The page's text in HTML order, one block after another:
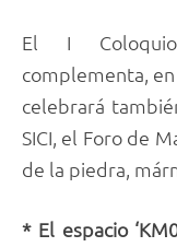
El I
complementa,
celebrará
SICI, el Foro de
de la piedra,
* El espacio